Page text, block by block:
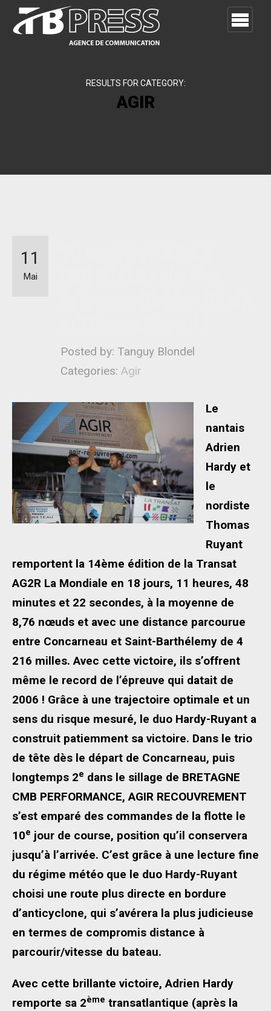
RESULTS FOR CATEGORY:
AGIR
Posted by: Tanguy Blondel
Categories: Agir
11
Mai
Le
nantais
Adrien
Hardy et
le
nordiste
Thomas
Ruyant
remportent la 14ème édition de la Transat
AG2R La Mondiale en 18 jours, 11 heures, 48
minutes et 22 secondes, à la moyenne de
8,76 nœuds et avec une distance parcourue
entre Concarneau et Saint-Barthélemy de 4
216 milles.Avec cette victoire, ils s’offrent
même le record de l’épreuve qui datait de
2006 ! Grâce à une trajectoire optimale et un
sens du risque mesuré, le duo Hardy-Ruyant a
construit patiemment sa victoire. Dans le trio
de tête dès le départ de Concarneau, puis
longtemps 2e dans le sillage de BRETAGNE
CMB PERFORMANCE, AGIR RECOUVREMENT
s’est emparé des commandes de la flotte le
10e jour de course, position qu’il conservera
jusqu’à l’arrivée. C’est grâce à une lecture fine
du régime météo que le duo Hardy-Ruyant
choisi une route plus directe en bordure
d’anticyclone, qui s’avérera la plus judicieuse
en termes de compromis distance à
parcourir/vitesse du bateau.
Avec cette brillante victoire, Adrien Hardy
remporte sa 2ème transatlantique (après la